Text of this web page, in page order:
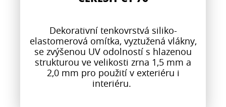
Dekorativní tenkovrstvá siliko-
elastomerová omítka, vyztužená vlákny,
se zvýšenou UV odolností s hlazenou
strukturou ve velikosti zrna 1,5 mm a
2,0 mm pro použití v exteriéru i
interiéru.